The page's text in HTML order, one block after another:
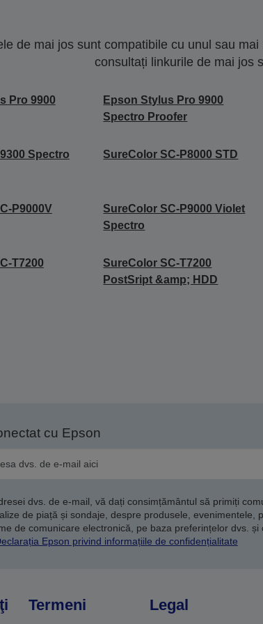
de mai jos sunt compatibile cu unul sau
consultați linkurile de mai jos
Pro 9900
Epson Stylus Pro 9900
Spectro Proofer
Spectro SureColor SC-P8000 STD
P9000V
SureColor SC-P9000 Violet
Spectro
T7200
SureColor SC-T7200
PostSript &amp; HDD
cu Epson
dvs. de e-mail, vă dați consimțământul să primiți
de piață și sondaje, despre produsele, evenimentele,
de comunicare electronică, pe baza preferințelor dvs.
Epson privind informațiile de confidențialitate
Termeni Legal